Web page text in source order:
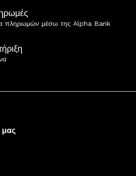
πληρωμών μέσω της Alpha Bank
μας